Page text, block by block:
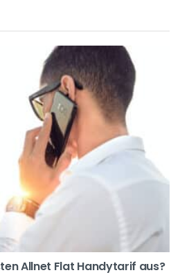
Allnet Flat Handytarif aus?